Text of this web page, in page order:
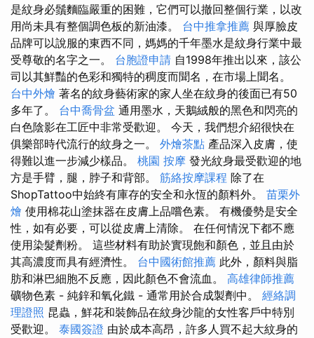
是紋身必鬚麵臨嚴重的困難，它們可以撤回整個行業，以改
用尚未具有整個調色板的新油漆。 台中推拿推薦 與厚臉皮
品牌可以說服的東西不同，媽媽的千年墨水是紋身行業中最
受尊敬的名字之一。 台胞證申請 自1998年推出以來，該公
司以其鮮豔的色彩和獨特的稠度而聞名，在市場上聞名。
台中外燴 著名的紋身藝術家的家人坐在紋身的後面已有50
多年了。 台中喬骨盆 通用墨水，天鵝絨般的黑色和閃亮的
白色陰影在工匠中非常受歡迎。 今天，我們想介紹很快在
俱樂部時代流行的紋身之一。 外燴茶點 產品深入皮膚，使
得難以進一步減少樣品。 桃園 按摩 發光紋身最受歡迎的地
方是手臂，腿，脖子和背部。 筋絡按摩課程 除了在
ShopTattoo中始終有庫存的安全和永恆的顏料外。 苗栗外
燴 使用棉花山塗抹器在皮膚上品嚐色素。 有機優勢是安全
性，如有必要，可以從皮膚上清除。 在任何情況下都不應
使用染髮劑粉。 這些材料有助於實現飽和顏色，並且由於
其高濃度而具有經濟性。 台中國術館推薦 此外，顏料與脂
肪和淋巴細胞不反應，因此顏色不會流血。 高雄律師推薦
礦物色素 - 純鋅和氧化鐵 - 通常用於合成製劑中。 經絡調
理證照 昆蟲，鮮花和裝飾品在紋身沙龍的女性客戶中特別
受歡迎。 泰國簽證 由於成本高昂，許多人買不起大紋身的